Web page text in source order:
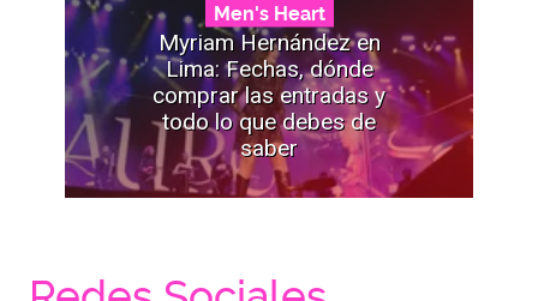
Men's Heart
Myriam Hernández en
Lima: Fechas, dónde
comprar las entradas y
todo lo que debes de
saber